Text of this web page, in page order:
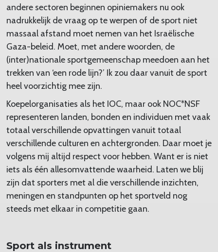
andere sectoren beginnen opiniemakers nu ook
nadrukkelijk de vraag op te werpen of de sport niet
massaal afstand moet nemen van het Israëlische
Gaza-beleid. Moet, met andere woorden, de
(inter)nationale sportgemeenschap meedoen aan het
trekken van ‘een rode lijn?’ Ik zou daar vanuit de sport
heel voorzichtig mee zijn.
Koepelorganisaties als het IOC, maar ook NOC*NSF
representeren landen, bonden en individuen met vaak
totaal verschillende opvattingen vanuit totaal
verschillende culturen en achtergronden. Daar moet je
volgens mij altijd respect voor hebben. Want er is niet
iets als één allesomvattende waarheid. Laten we blij
zijn dat sporters met al die verschillende inzichten,
meningen en standpunten op het sportveld nog
steeds met elkaar in competitie gaan.
Sport als instrument